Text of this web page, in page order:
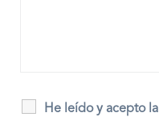
He leído y acepto la